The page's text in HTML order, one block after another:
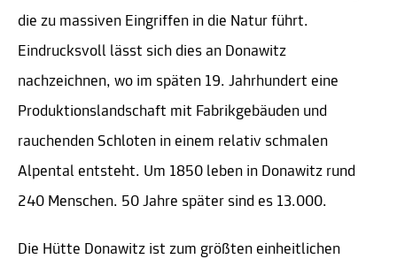
die zu massiven Eingriffen in die Natur führt.
Eindrucksvoll lässt sich dies an Donawitz
nachzeichnen, wo im späten 19. Jahrhundert eine
Produktionslandschaft mit Fabrikgebäuden und
rauchenden Schloten in einem relativ schmalen
Alpental entsteht. Um 1850 leben in Donawitz rund
240 Menschen. 50 Jahre später sind es 13.000.
Die Hütte Donawitz ist zum größten einheitlichen